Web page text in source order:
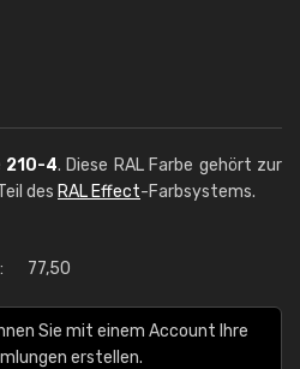
210-4. Diese RAL Farbe gehört zur
des RAL Effect-Farbsystems.
77,50
Sie mit einem Account Ihre
erstellen.